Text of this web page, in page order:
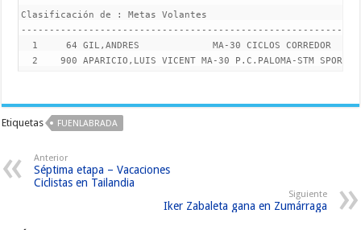
Etiquetas FUENLABRADA
Anterior
Séptima etapa – Vacaciones
Ciclistas en Tailandia
Siguiente
Iker Zabaleta gana en Zumárraga